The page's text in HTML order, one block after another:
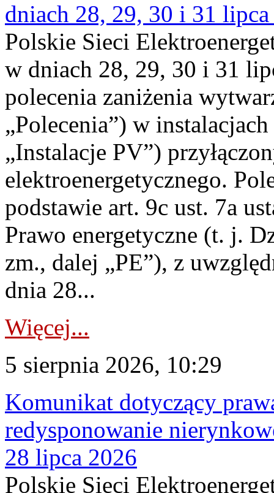
dniach 28, 29, 30 i 31
Polskie Sieci
w dniach 28, 29, 30 i 31
polecenia zaniżenia
„Polecenia”) w
„Instalacje PV”)
elektroenergetycznego.
podstawie art. 9c ust. 7a
Prawo energetyczne (t. j.
zm., dalej „PE”), z
dnia 28...
Więcej...
5 sierpnia 2026, 10:29
Komunikat dotyczący
redysponowanie
28 lipca 2026
Polskie Sieci